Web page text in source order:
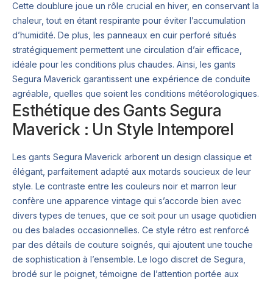
Cette doublure joue un rôle crucial en hiver, en conservant la
chaleur, tout en étant respirante pour éviter l’accumulation
d’humidité. De plus, les panneaux en cuir perforé situés
stratégiquement permettent une circulation d’air efficace,
idéale pour les conditions plus chaudes. Ainsi, les gants
Segura Maverick garantissent une expérience de conduite
agréable, quelles que soient les conditions météorologiques.
Esthétique des Gants Segura
Maverick : Un Style Intemporel
Les gants Segura Maverick arborent un design classique et
élégant, parfaitement adapté aux motards soucieux de leur
style. Le contraste entre les couleurs noir et marron leur
confère une apparence vintage qui s’accorde bien avec
divers types de tenues, que ce soit pour un usage quotidien
ou des balades occasionnelles. Ce style rétro est renforcé
par des détails de couture soignés, qui ajoutent une touche
de sophistication à l’ensemble. Le logo discret de Segura,
brodé sur le poignet, témoigne de l’attention portée aux